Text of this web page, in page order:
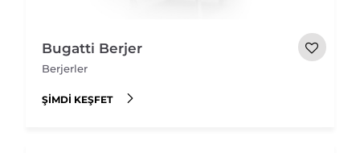
Bugatti Berjer
Berjerler
ŞIMDI KEŞFET